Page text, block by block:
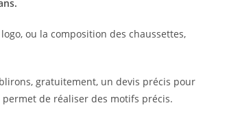
ou la composition des chaussettes,
gratuitement, un devis précis pour
de réaliser des motifs précis.